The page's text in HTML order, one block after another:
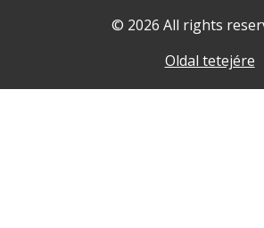
© 2026 All rights
Oldal tetejére